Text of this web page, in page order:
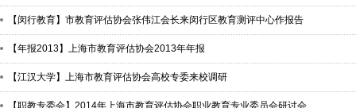
【闵行教育】市教育评估协会张伟江会长来闵行区教育测评中心作报告
【年报2013】上海市教育评估协会2013年年报
【江汉大学】上海市教育评估协会高校专委来校调研
【职教专委会】2014年上海市教育评估协会职业教育专业委员会研讨会